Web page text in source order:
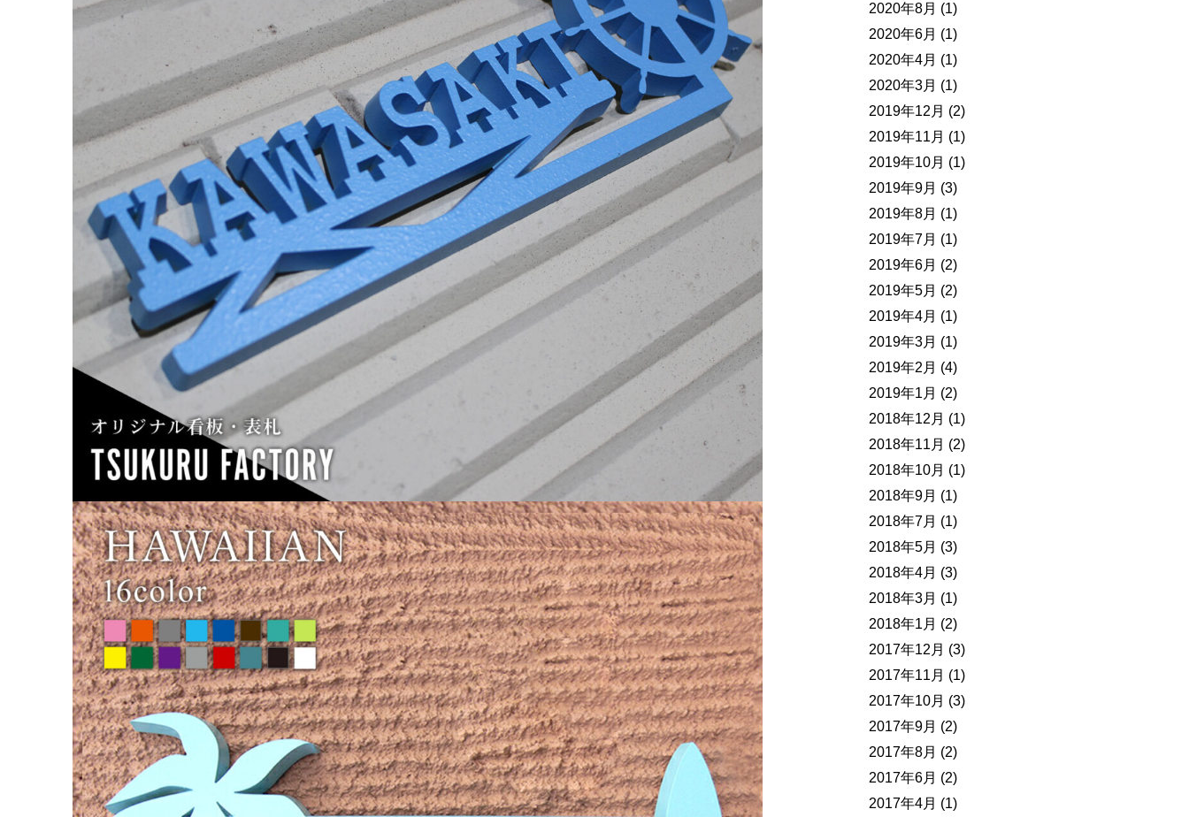
2020年8月 (1)
2020年6月 (1)
2020年4月 (1)
2020年3月 (1)
2019年12月 (2)
2019年11月 (1)
2019年10月 (1)
2019年9月 (3)
2019年8月 (1)
2019年7月 (1)
2019年6月 (2)
2019年5月 (2)
2019年4月 (1)
2019年3月 (1)
2019年2月 (4)
2019年1月 (2)
2018年12月 (1)
2018年11月 (2)
2018年10月 (1)
2018年9月 (1)
2018年7月 (1)
2018年5月 (3)
2018年4月 (3)
2018年3月 (1)
2018年1月 (2)
2017年12月 (3)
2017年11月 (1)
2017年10月 (3)
2017年9月 (2)
2017年8月 (2)
2017年6月 (2)
2017年4月 (1)